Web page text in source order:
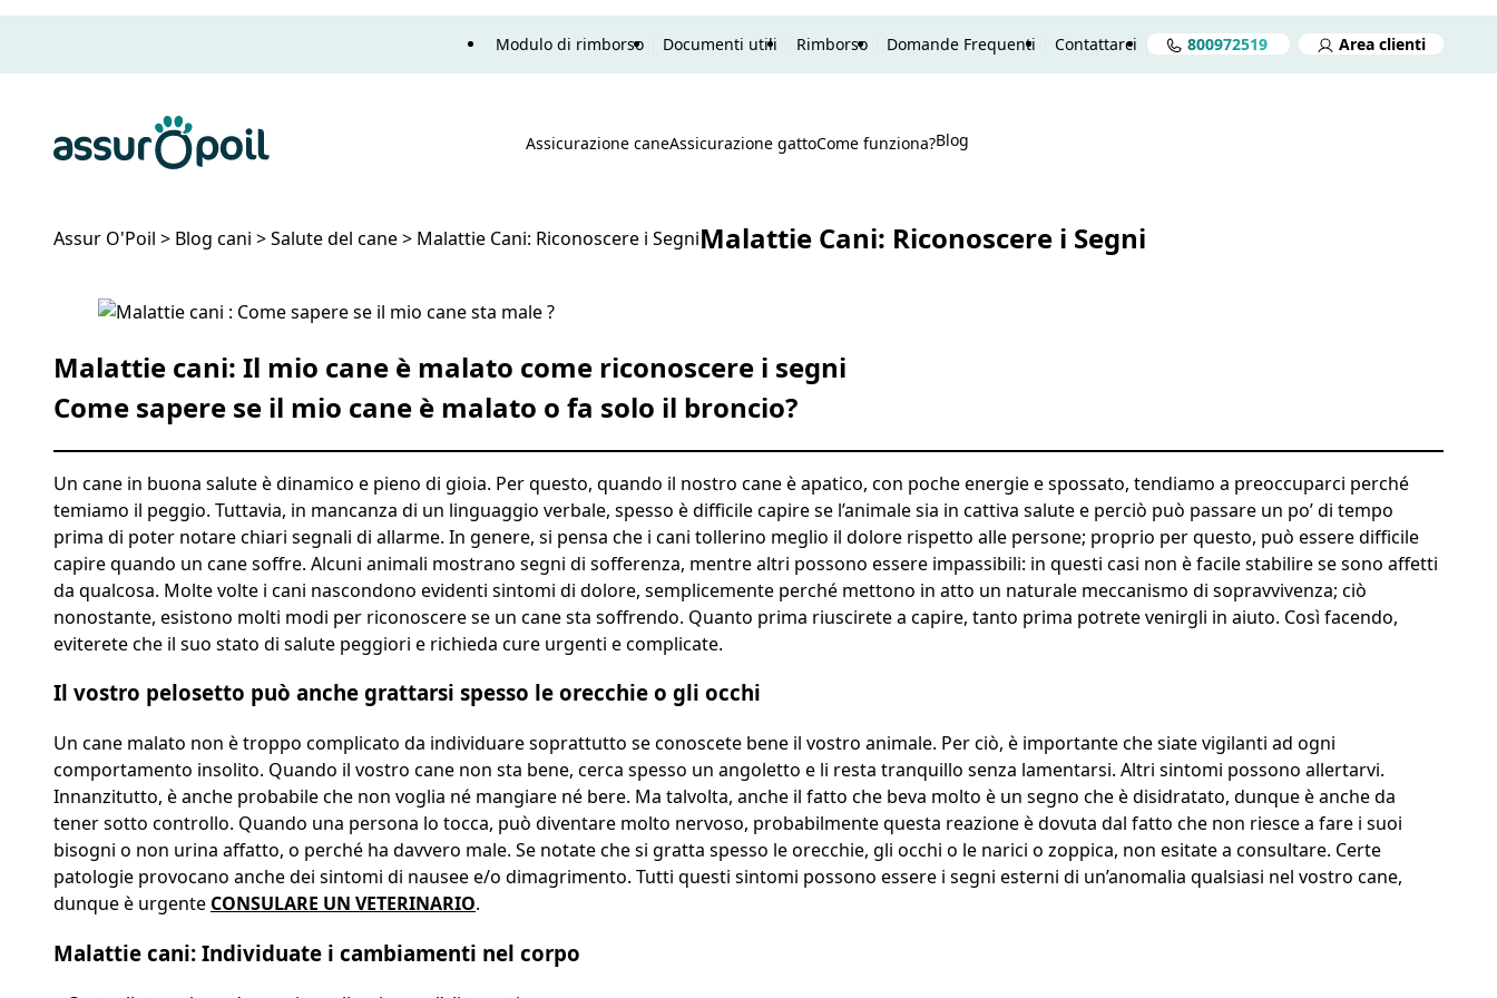
Modulo di rimborso Documenti utili Rimborso Domande Frequenti Contattarci 800972519 Area clienti
Ricerca
Assicurazione caneAssicurazione gattoCome funziona?Blog
Assur O'Poil > Blog cani >Salute del cane> Malattie Cani: Riconoscere i SegniMalattie Cani: Riconoscere i Segni
Malattie Cani: Riconoscere i Segni
Malattie cani: Il mio cane è malato come riconoscere i segni
Come sapere se il mio cane è malato o fa solo il broncio?
Un cane in buona salute è dinamico e pieno di gioia. Per questo, quando il nostro cane è apatico, con poche energie e spossato, tendiamo a preoccuparci perché
temiamo il peggio. Tuttavia, in mancanza di un linguaggio verbale, spesso è difficile capire se l’animale sia in cattiva salute e perciò può passare un po’ di tempo
prima di poter notare chiari segnali di allarme. In genere, si pensa che i cani tollerino meglio il dolore rispetto alle persone; proprio per questo, può essere difficile
capire quando un cane soffre. Alcuni animali mostrano segni di sofferenza, mentre altri possono essere impassibili: in questi casi non è facile stabilire se sono affetti
da qualcosa. Molte volte i cani nascondono evidenti sintomi di dolore, semplicemente perché mettono in atto un naturale meccanismo di sopravvivenza; ciò
nonostante, esistono molti modi per riconoscere se un cane sta soffrendo. Quanto prima riuscirete a capire, tanto prima potrete venirgli in aiuto. Così facendo,
eviterete che il suo stato di salute peggiori e richieda cure urgenti e complicate.
Il vostro pelosetto può anche grattarsi spesso le orecchie o gli occhi
Un cane malato non è troppo complicato da individuare soprattutto se conoscete bene il vostro animale. Per ciò, è importante che siate vigilanti ad ogni
comportamento insolito. Quando il vostro cane non sta bene, cerca spesso un angoletto e li resta tranquillo senza lamentarsi. Altri sintomi possono allertarvi.
Innanzitutto, è anche probabile che non voglia né mangiare né bere. Ma talvolta, anche il fatto che beva molto è un segno che è disidratato, dunque è anche da
tener sotto controllo. Quando una persona lo tocca, può diventare molto nervoso, probabilmente questa reazione è dovuta dal fatto che non riesce a fare i suoi
bisogni o non urina affatto, o perché ha davvero male. Se notate che si gratta spesso le orecchie, gli occhi o le narici o zoppica, non esitate a consultare. Certe
patologie provocano anche dei sintomi di nausee e/o dimagrimento. Tutti questi sintomi possono essere i segni esterni di un’anomalia qualsiasi nel vostro cane,
dunque è urgente CONSULARE UN VETERINARIO.
Malattie cani: Individuate i cambiamenti nel corpo